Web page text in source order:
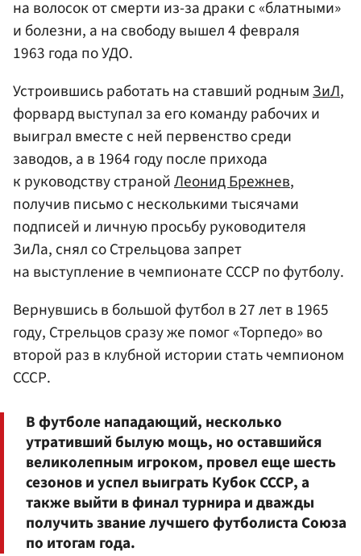
на волосок от смерти из-за драки с «блатными»
и болезни, а на свободу вышел 4 февраля
1963 года по УДО.
Устроившись работать на ставший роднымЗиЛ,
форвард выступал за его команду рабочих и
выиграл вместе с ней первенство среди
заводов, а в 1964 году после прихода
к руководству странойЛеонид Брежнев,
получив письмо с несколькими тысячами
подписей и личную просьбу руководителя
ЗиЛа, снял со Стрельцова запрет
на выступление в чемпионате СССР по футболу.
Вернувшись в большой футбол в 27 лет в 1965
году, Стрельцов сразу же помог «Торпедо» во
второй раз в клубной истории стать чемпионом
СССР.
В футболе нападающий, несколько
утративший былую мощь, но оставшийся
великолепным игроком, провел еще шесть
сезонов и успел выиграть Кубок СССР, а
также выйти в финал турнира и дважды
получить звание лучшего футболиста Союза
по итогам года.